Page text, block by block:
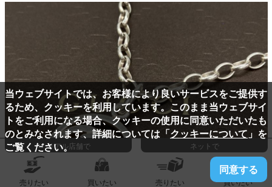
リアル店舗で ネットで
売りたい 買いたい 売りたい 買いたい
当ウェブサイトでは、お客様により良いサービスをご提供す
るため、クッキーを利用しています。このまま当ウェブサイ
トをご利用になる場合、クッキーの使用に同意いただいたも
のとみなされます、詳細については「クッキーについて 」を
ご覧ください。
同意する